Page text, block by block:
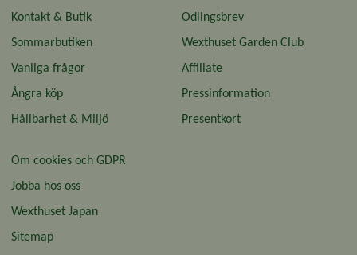
Kontakt & Butik
Sommarbutiken
Vanliga frågor
Ångra köp
Hållbarhet & Miljö
Odlingsbrev
Wexthuset Garden Club
Affiliate
Pressinformation
Presentkort
Om cookies och GDPR
Jobba hos oss
Wexthuset Japan
Sitemap